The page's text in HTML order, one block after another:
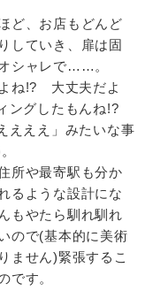
ど、お店もどんど
していき、扉は固
シャレで……。
ね!? 大丈夫だよ
ングしたもんね!?
えええ」みたいな事
所や最寄駅も分か
るような設計にな
もやたら馴れ馴れ
ので(基本的に美術
ません)緊張するこ
です。